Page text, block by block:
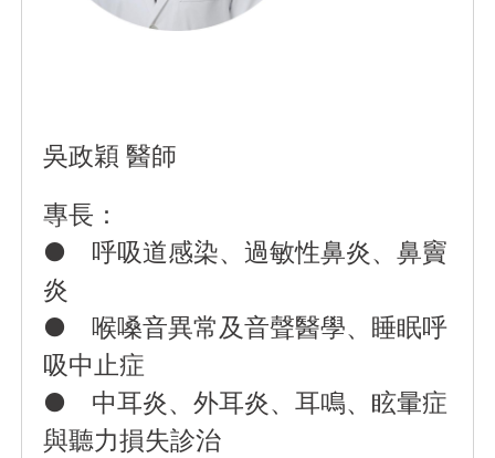
吳政穎 醫師
專長：
● 呼吸道感染、過敏性鼻炎、鼻竇
炎
● 喉嗓音異常及音聲醫學、睡眠呼
吸中止症
● 中耳炎、外耳炎、耳鳴、眩暈症
與聽力損失診治